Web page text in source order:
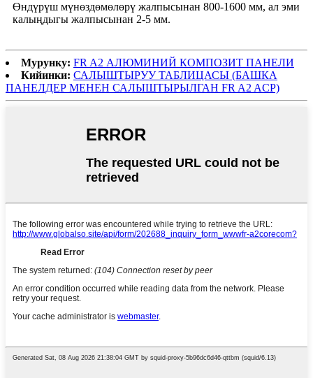
Өндүрүш мүнөздөмөлөрү жалпысынан 800-1600 мм, ал эми
калыңдыгы жалпысынан 2-5 мм.
Мурунку: FR A2 АЛЮМИНИЙ КОМПОЗИТ ПАНЕЛИ
Кийинки: САЛЫШТЫРУУ ТАБЛИЦАСЫ (БАШКА
ПАНЕЛДЕР МЕНЕН САЛЫШТЫРЫЛГАН FR A2 ACP)